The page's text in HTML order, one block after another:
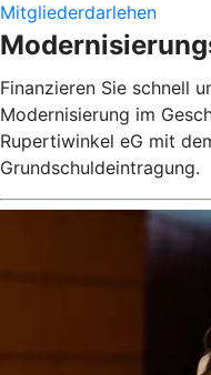
Mitgliederdarlehen
Finanzieren Sie schnell
Modernisierung im
Rupertiwinkel eG mit
Grundschuldeintragung.